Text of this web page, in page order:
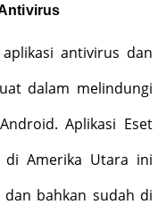
antivirus dan
dalam melindungi
Aplikasi Eset
di Amerika Utara ini
bahkan sudah di